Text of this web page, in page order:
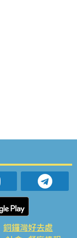
銅鑼灣好去處